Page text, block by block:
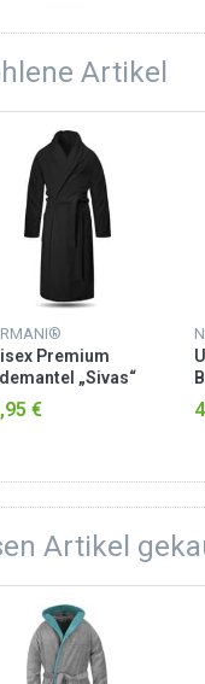
Artikel
Premium
„Sivas“
Frottee - OEKO-
100 Schwarz
€
Artikel